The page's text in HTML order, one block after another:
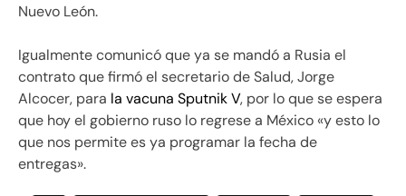
Nuevo León.
Igualmente comunicó que ya se mandó a Rusia el
contrato que firmó el secretario de Salud, Jorge
Alcocer, para la vacuna Sputnik V, por lo que se espera
que hoy el gobierno ruso lo regrese a México «y esto lo
que nos permite es ya programar la fecha de
entregas».